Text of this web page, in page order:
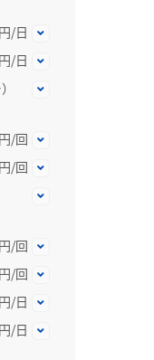
/日
/日
/回
/回
/回
/回
/日
/日